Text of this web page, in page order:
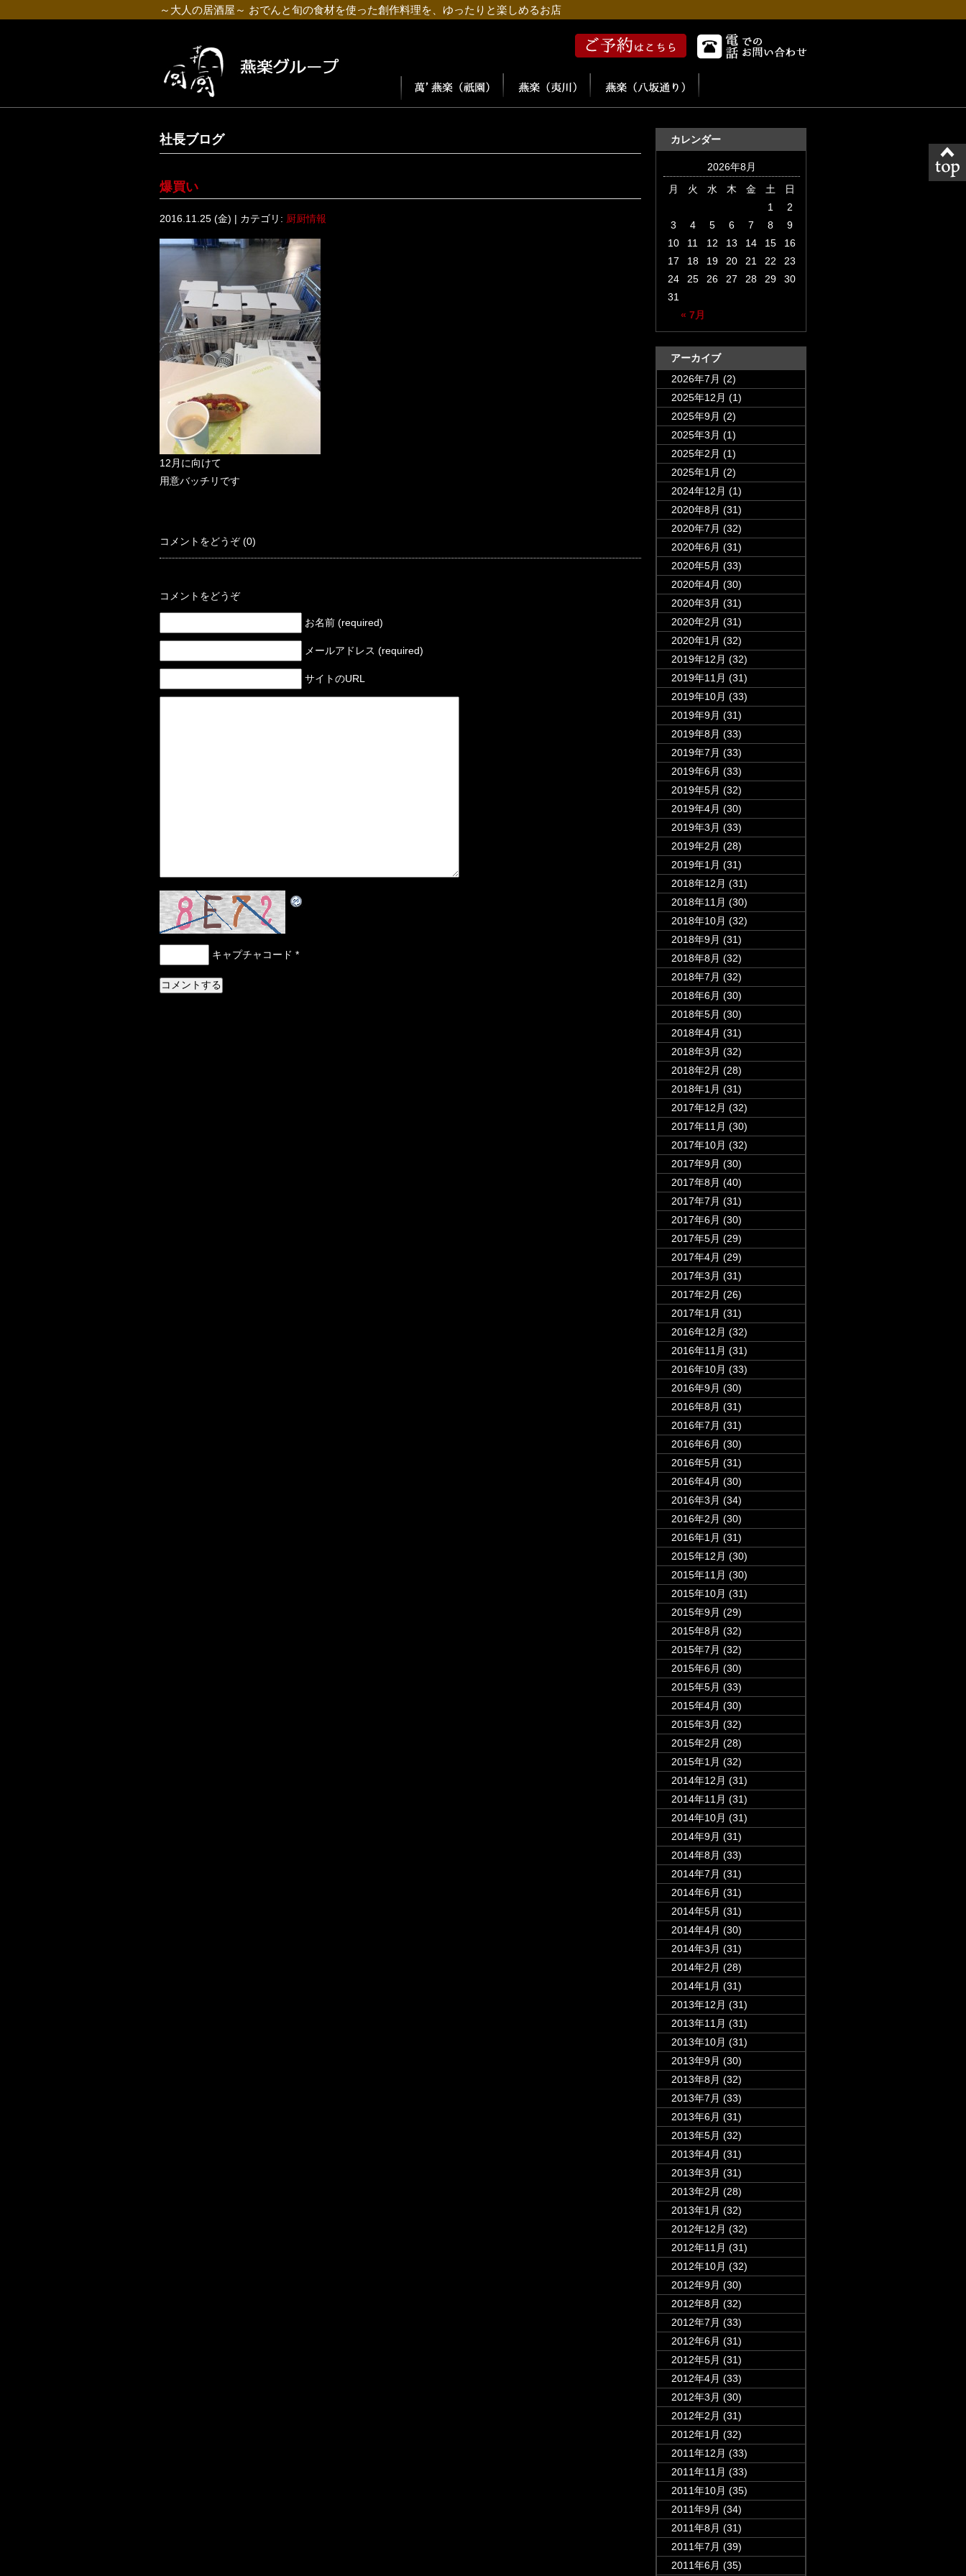
～大人の居酒屋～ おでんと旬の食材を使った創作料理を、ゆったりと楽しめるお店
社長ブログ
爆買い
2016.11.25 (金) | カテゴリ: 厨厨情報
12月に向けて
用意バッチリです
コメントをどうぞ (0)
コメントをどうぞ
お名前 (required)
メールアドレス (required)
サイトのURL
キャプチャコード *
カレンダー
2026年8月
月
火 水 木 金 土 日
« 7月
1
2
3
4 5 6 7 8
9
10
11 12 13 14 15
16
17
18 19 20 21 22
23
24
25 26 27 28 29
30
31
アーカイブ
2026年7月 (2)
2025年12月 (1)
2025年9月 (2)
2025年3月 (1)
2025年2月 (1)
2025年1月 (2)
2024年12月 (1)
2020年8月 (31)
2020年7月 (32)
2020年6月 (31)
2020年5月 (33)
2020年4月 (30)
2020年3月 (31)
2020年2月 (31)
2020年1月 (32)
2019年12月 (32)
2019年11月 (31)
2019年10月 (33)
2019年9月 (31)
2019年8月 (33)
2019年7月 (33)
2019年6月 (33)
2019年5月 (32)
2019年4月 (30)
2019年3月 (33)
2019年2月 (28)
2019年1月 (31)
2018年12月 (31)
2018年11月 (30)
2018年10月 (32)
2018年9月 (31)
2018年8月 (32)
2018年7月 (32)
2018年6月 (30)
2018年5月 (30)
2018年4月 (31)
2018年3月 (32)
2018年2月 (28)
2018年1月 (31)
2017年12月 (32)
2017年11月 (30)
2017年10月 (32)
2017年9月 (30)
2017年8月 (40)
2017年7月 (31)
2017年6月 (30)
2017年5月 (29)
2017年4月 (29)
2017年3月 (31)
2017年2月 (26)
2017年1月 (31)
2016年12月 (32)
2016年11月 (31)
2016年10月 (33)
2016年9月 (30)
2016年8月 (31)
2016年7月 (31)
2016年6月 (30)
2016年5月 (31)
2016年4月 (30)
2016年3月 (34)
2016年2月 (30)
2016年1月 (31)
2015年12月 (30)
2015年11月 (30)
2015年10月 (31)
2015年9月 (29)
2015年8月 (32)
2015年7月 (32)
2015年6月 (30)
2015年5月 (33)
2015年4月 (30)
2015年3月 (32)
2015年2月 (28)
2015年1月 (32)
2014年12月 (31)
2014年11月 (31)
2014年10月 (31)
2014年9月 (31)
2014年8月 (33)
2014年7月 (31)
2014年6月 (31)
2014年5月 (31)
2014年4月 (30)
2014年3月 (31)
2014年2月 (28)
2014年1月 (31)
2013年12月 (31)
2013年11月 (31)
2013年10月 (31)
2013年9月 (30)
2013年8月 (32)
2013年7月 (33)
2013年6月 (31)
2013年5月 (32)
2013年4月 (31)
2013年3月 (31)
2013年2月 (28)
2013年1月 (32)
2012年12月 (32)
2012年11月 (31)
2012年10月 (32)
2012年9月 (30)
2012年8月 (32)
2012年7月 (33)
2012年6月 (31)
2012年5月 (31)
2012年4月 (33)
2012年3月 (30)
2012年2月 (31)
2012年1月 (32)
2011年12月 (33)
2011年11月 (33)
2011年10月 (35)
2011年9月 (34)
2011年8月 (31)
2011年7月 (39)
2011年6月 (35)